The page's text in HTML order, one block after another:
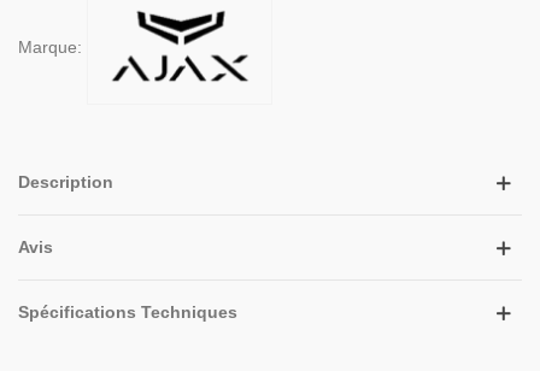
Marque:
Description
Avis
Spécifications Techniques